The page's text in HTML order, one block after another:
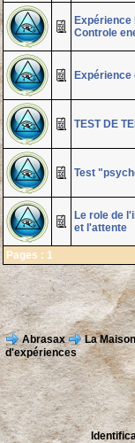
Expérience
Controle
Expérience
TEST DE
Test
Le role de
et l'attente
Pages : 1
Abrasax La
d'expériences